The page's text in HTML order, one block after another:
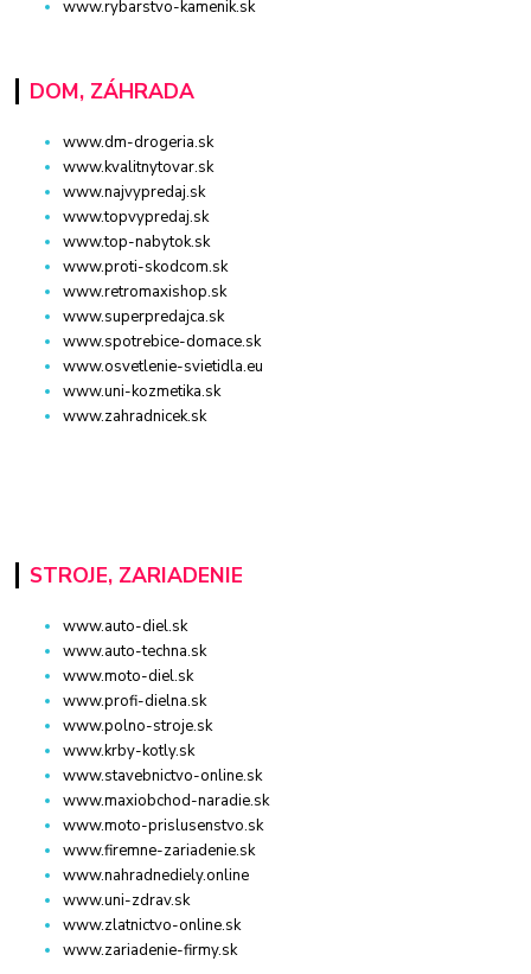
www.rybarstvo-kamenik.sk
DOM, ZÁHRADA
www.dm-drogeria.sk
www.kvalitnytovar.sk
www.najvypredaj.sk
www.topvypredaj.sk
www.top-nabytok.sk
www.proti-skodcom.sk
www.retromaxishop.sk
www.superpredajca.sk
www.spotrebice-domace.sk
www.osvetlenie-svietidla.eu
www.uni-kozmetika.sk
www.zahradnicek.sk
STROJE, ZARIADENIE
www.auto-diel.sk
www.auto-techna.sk
www.moto-diel.sk
www.profi-dielna.sk
www.polno-stroje.sk
www.krby-kotly.sk
www.stavebnictvo-online.sk
www.maxiobchod-naradie.sk
www.moto-prislusenstvo.sk
www.firemne-zariadenie.sk
www.nahradnediely.online
www.uni-zdrav.sk
www.zlatnictvo-online.sk
www.zariadenie-firmy.sk